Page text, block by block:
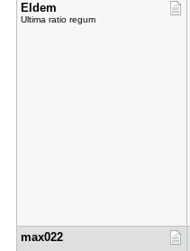
Eldem
Ultima ratio regum
max022